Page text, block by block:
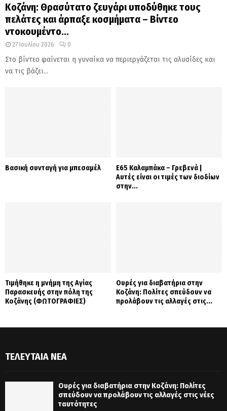
Κοζάνη: Θρασύτατο ζευγάρι υποδύθηκε τους
πελάτες και άρπαξε κοσμήματα – Βίντεο
ντοκουμέντο...
27 Ιουλίου 2026 0
Στο βίντεο φαίνεται η γυναίκα να περιεργάζεται τις αλυσίδες και
να τις βάζει...
Βασική συνταγή για μπεσαμέλ
Ε65 Καλαμπάκα – Γρεβενά |
Αυτές είναι οι τιμές των διοδίων
στην...
Τιμήθηκε η μνήμη της Αγίας
Παρασκευής στην πόλη της
Κοζάνης (ΦΩΤΟΓΡΑΦΙΕΣ)
Ουρές για διαβατήρια στην
Κοζάνη: Πολίτες σπεύδουν να
προλάβουν τις αλλαγές στις...
ΤΕΛΕΥΤΑΊΑ ΝΈΑ
Ουρές για διαβατήρια στην Κοζάνη: Πολίτες
σπεύδουν να προλάβουν τις αλλαγές στις νέες
ταυτότητες